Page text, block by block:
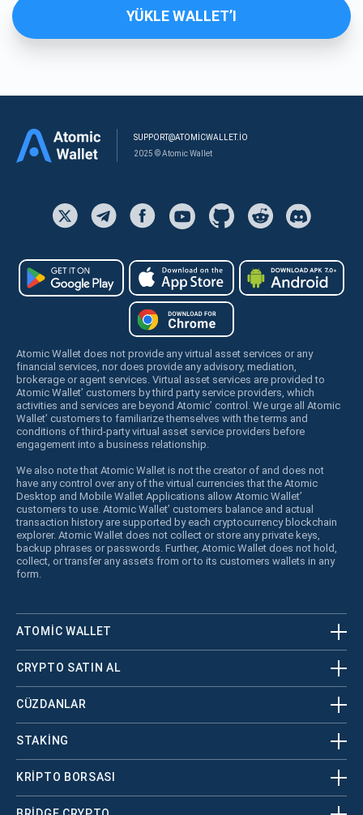
YÜKLE WALLET’I
SUPPORT@ATOMICWALLET.IO
2025 © Atomic Wallet
Atomic Wallet does not provide any virtual asset services or any
financial services, nor does provide any advisory, mediation,
brokerage or agent services. Virtual asset services are provided to
Atomic Wallet’ customers by third party service providers, which
activities and services are beyond Atomic’ control. We urge all Atomic
Wallet’ customers to familiarize themselves with the terms and
conditions of third-party virtual asset service providers before
engagement into a business relationship.
We also note that Atomic Wallet is not the creator of and does not
have any control over any of the virtual currencies that the Atomic
Desktop and Mobile Wallet Applications allow Atomic Wallet’
customers to use. Atomic Wallet’ customers balance and actual
transaction history are supported by each cryptocurrency blockchain
explorer. Atomic Wallet does not collect or store any private keys,
backup phrases or passwords. Further, Atomic Wallet does not hold,
collect, or transfer any assets from or to its customers wallets in any
form.
ATOMIC WALLET
CRYPTO SATIN AL
CÜZDANLAR
STAKING
KRİPTO BORSASI